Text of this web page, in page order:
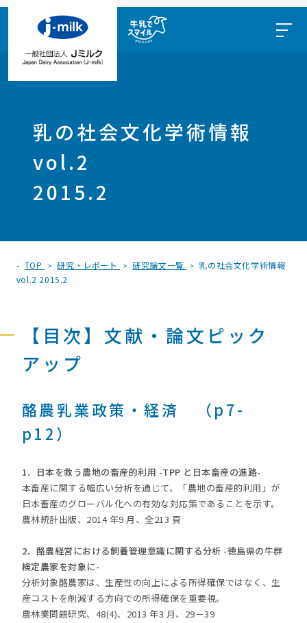
乳の社会文化学術情報
vol.2
2015.2
TOP 研究・レポート 研究論文一覧
乳の社会文化学術情報
vol.2 2015.2
【目次】文献・論文ピック
アップ
酪農乳業政策・経済 （p7-
p12）
1．日本を救う農地の畜産的利用 -TPP と日本畜産の進路-
本畜産に関する幅広い分析を通じて、「農地の畜産的利用」が
日本畜産のグローバル化への有効な対応策であることを示す。
農林統計出版、2014 年9 月、全213 頁
2．酪農経営における飼養管理意識に関する分析 -徳島県の牛群
検定農家を対象に-
分析対象酪農家は、生産性の向上による所得確保ではなく、生
産コストを削減する方向での所得確保を重要視。
農林業問題研究、48(4)、2013 年3 月、29－39